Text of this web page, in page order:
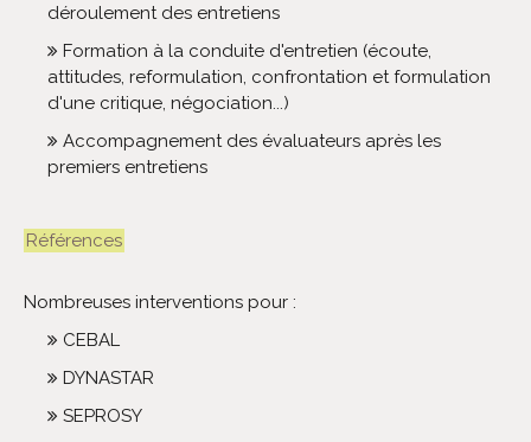
déroulement des entretiens
Formation à la conduite d'entretien (écoute,
attitudes, reformulation, confrontation et formulation
d'une critique, négociation...)
Accompagnement des évaluateurs après les
premiers entretiens
Références
Nombreuses interventions pour :
CEBAL
DYNASTAR
SEPROSY